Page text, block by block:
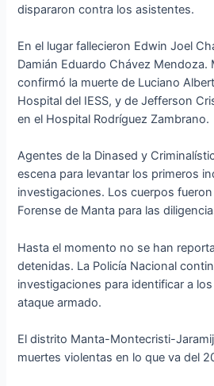
dispararon contra los asistentes.
En el lugar fallecieron Edwin Joel
Damián Eduardo Chávez Mendoza.
confirmó la muerte de Luciano
Hospital del IESS, y de Jefferson
en el Hospital Rodríguez Zambrano.
Agentes de la Dinased y
escena para levantar los primeros
investigaciones. Los cuerpos
Forense de Manta para las
Hasta el momento no se han
detenidas. La Policía Nacional
investigaciones para identificar a
ataque armado.
El distrito Manta-Montecristi-
muertes violentas en lo que va del